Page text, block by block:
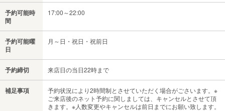
予約可能時
間
17:00～22:00
予約可能曜
日
月～日・祝日・祝前日
予約締切 来店日の当日22時まで
補足事項
予約状況により2時間制とさせていただく場合がごさいます。※
ご来店後のネット予約に関しましては、キャンセルとさせて頂
きます。※人数変更やキャンセルは前日までにお願い致します。